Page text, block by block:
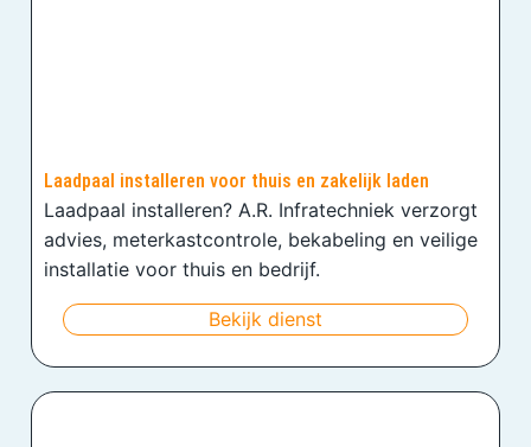
Laadpaal installeren voor thuis en zakelijk laden
Laadpaal installeren? A.R. Infratechniek verzorgt
advies, meterkastcontrole, bekabeling en veilige
installatie voor thuis en bedrijf.
Bekijk dienst